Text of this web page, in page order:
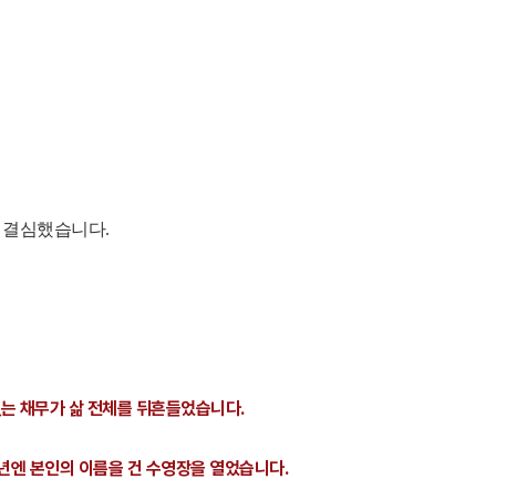
심했습니다.
채무가 삶 전체를 뒤흔들었습니다.
본인의 이름을 건 수영장을 열었습니다.